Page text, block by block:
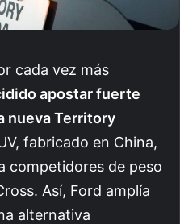
cada vez más
apostar fuerte
nueva Territory
fabricado en China,
competidores de peso
Así, Ford amplía
alternativa